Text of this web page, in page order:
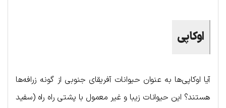
اوکاپی
آیا اوکاپی‌ها به عنوان حیوانات آفریقای جنوبی از گونه زرافه‌ها
هستند؟ این حیوانات زیبا و غیر معمول با پشتی راه راه (سفید